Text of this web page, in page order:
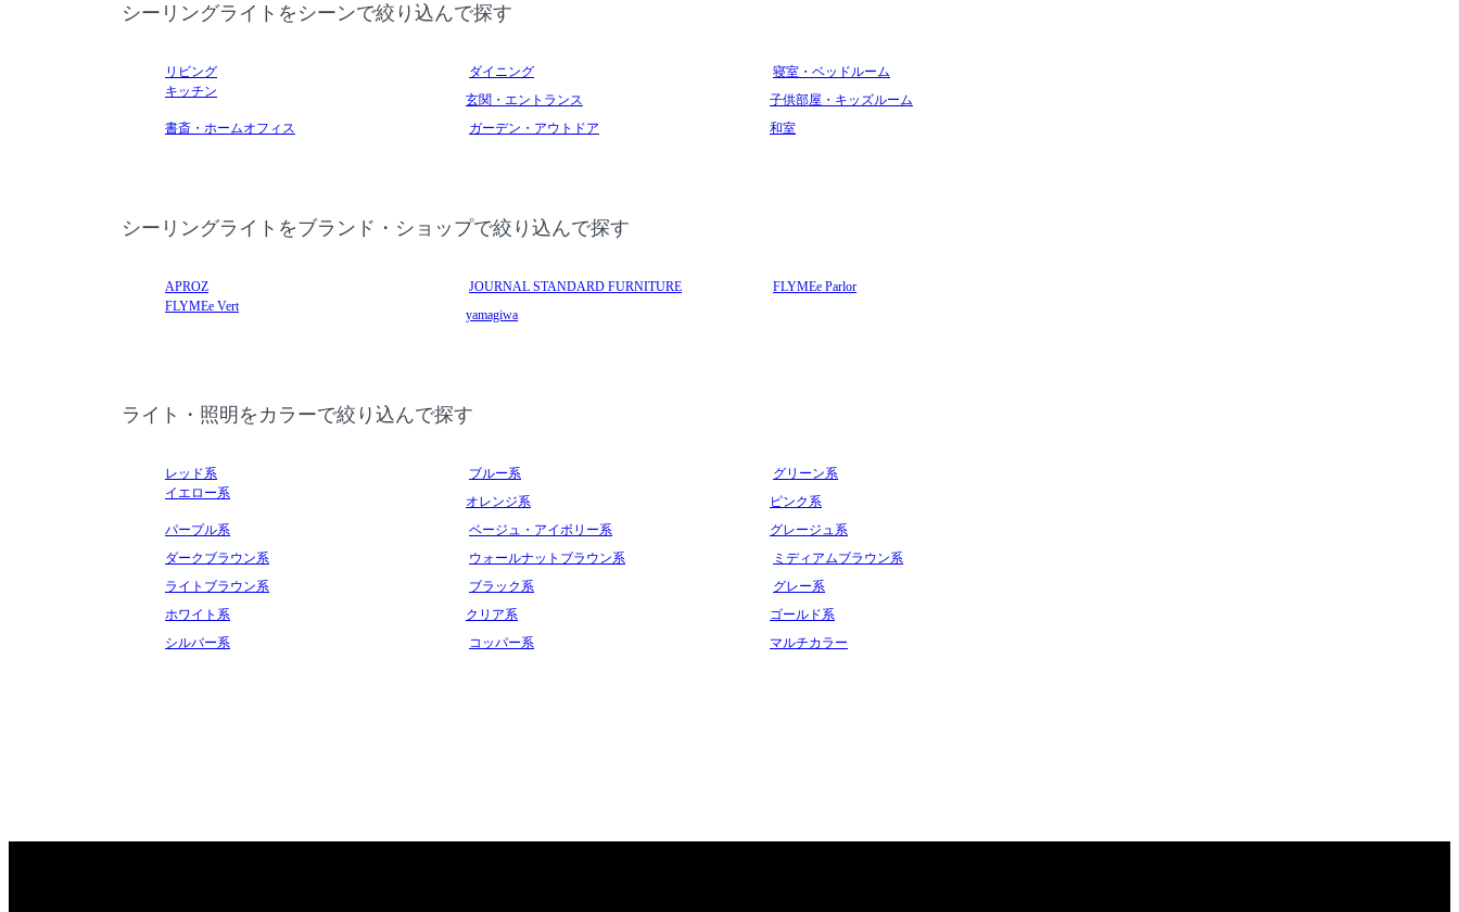
シーリングライトをシーンで絞り込んで探す
リビング ダイニング
寝室・ベッドルーム
キッチン
玄関・エントランス
子供部屋・キッズルーム
書斎・ホームオフィス
ガーデン・アウトドア 和室
シーリングライトをブランド・ショップで絞り込んで探す
APROZ JOURNAL STANDARD FURNITURE
FLYMEe Parlor
FLYMEe Vert
yamagiwa
ライト・照明をカラーで絞り込んで探す
レッド系 ブルー系
グリーン系
イエロー系
オレンジ系
ピンク系
パープル系
ベージュ・アイボリー系
グレージュ系
ダークブラウン系
ウォールナットブラウン系
ミディアムブラウン系
ライトブラウン系
ブラック系
グレー系
ホワイト系
クリア系
ゴールド系
シルバー系
コッパー系 マルチカラー